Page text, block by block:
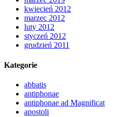
kwiecień 2012
marzec 2012
luty 2012
styczeń 2012
grudzień 2011
Kategorie
abbatis
antiphonae
antiphonae ad Magnificat
apostoli